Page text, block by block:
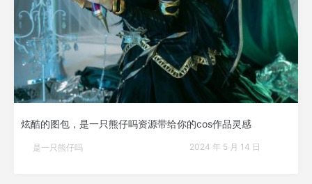
炫酷的图包，是一只熊仔吗资源带给你的cos作品灵感
是一只熊仔吗 2024 年 5 月 14 日